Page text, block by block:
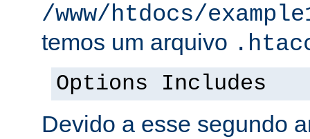
/www/htdocs/
temos um arquivo
Options Includes
Devido a esse segundo